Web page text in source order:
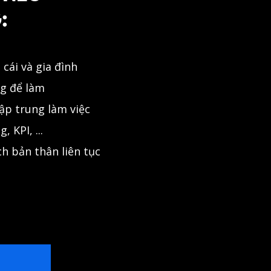
và gia đình
để làm
trung làm việc
KPI, ...
bản thân liên tục